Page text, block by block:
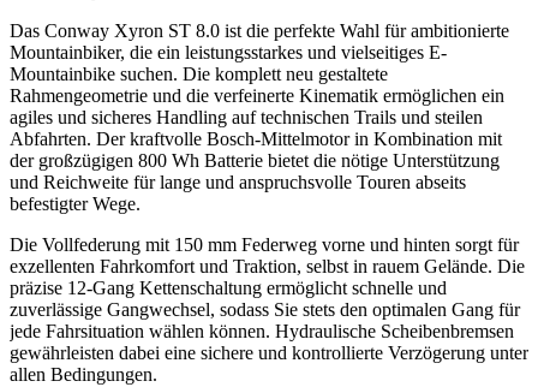
Das Conway Xyron ST 8.0 ist die perfekte Wahl für ambitionierte
Mountainbiker, die ein leistungsstarkes und vielseitiges E-
Mountainbike suchen. Die komplett neu gestaltete
Rahmengeometrie und die verfeinerte Kinematik ermöglichen ein
agiles und sicheres Handling auf technischen Trails und steilen
Abfahrten. Der kraftvolle Bosch-Mittelmotor in Kombination mit
der großzügigen 800 Wh Batterie bietet die nötige Unterstützung
und Reichweite für lange und anspruchsvolle Touren abseits
befestigter Wege.
Die Vollfederung mit 150 mm Federweg vorne und hinten sorgt für
exzellenten Fahrkomfort und Traktion, selbst in rauem Gelände. Die
präzise 12-Gang Kettenschaltung ermöglicht schnelle und
zuverlässige Gangwechsel, sodass Sie stets den optimalen Gang für
jede Fahrsituation wählen können. Hydraulische Scheibenbremsen
gewährleisten dabei eine sichere und kontrollierte Verzögerung unter
allen Bedingungen.